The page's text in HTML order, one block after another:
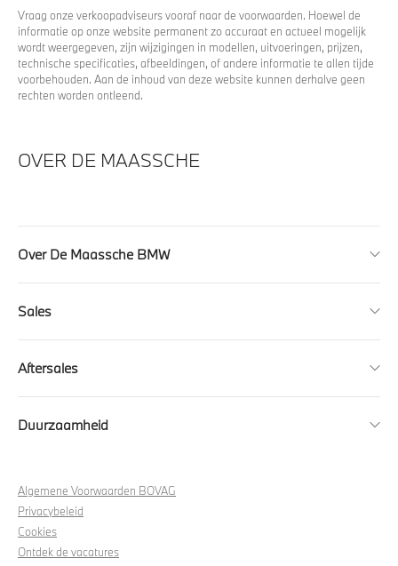
Vraag onze verkoopadviseurs vooraf naar de voorwaarden. Hoewel de
informatie op onze website permanent zo accuraat en actueel mogelijk
wordt weergegeven, zijn wijzigingen in modellen, uitvoeringen, prijzen,
technische specificaties, afbeeldingen, of andere informatie te allen tijde
voorbehouden. Aan de inhoud van deze website kunnen derhalve geen
rechten worden ontleend.
OVER DE MAASSCHE
Over De Maassche BMW
Sales
Aftersales
Duurzaamheid
Algemene Voorwaarden BOVAG
Privacybeleid
Cookies
Ontdek de vacatures